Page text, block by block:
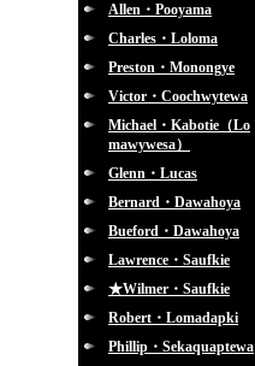
Allen・Pooyama
Charles・Loloma
Preston・Monongye
Victor・Coochwytewa
Michael・Kabotie（Lo
mawywesa）
Glenn・Lucas
Bernard・Dawahoya
Bueford・Dawahoya
Lawrence・Saufkie
★Wilmer・Saufkie
Robert・Lomadapki
Phillip・Sekaquaptewa